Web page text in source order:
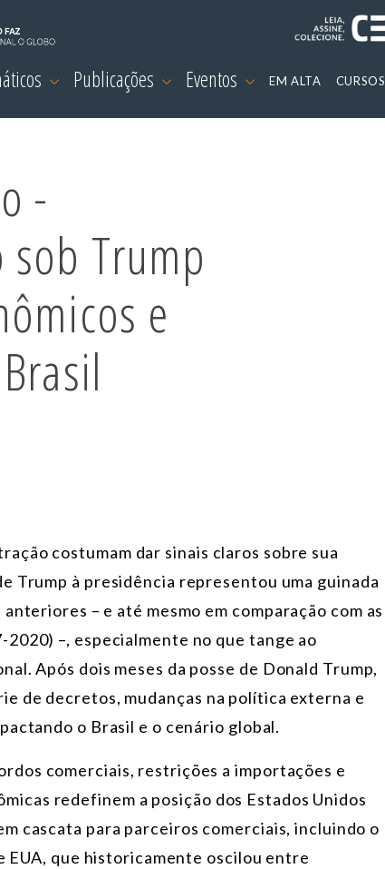
Publicações Eventos EM ALTA CURSOS
-
Trump
e
costumam dar sinais claros sobre sua
Trump à presidência representou uma guinada
– e até mesmo em comparação com as
–, especialmente no que tange ao
Após dois meses da posse de Donald Trump,
de decretos, mudanças na política externa e
o Brasil e o cenário global.
comerciais, restrições a importações e
redefinem a posição dos Estados Unidos
cascata para parceiros comerciais, incluindo o
EUA, que historicamente oscilou entre